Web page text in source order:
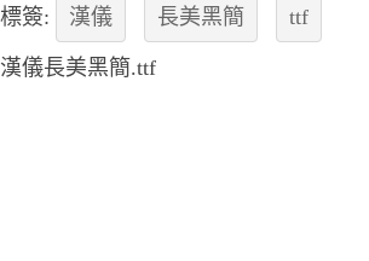
標簽: 漢儀 長美黑簡 ttf
漢儀長美黑簡.ttf